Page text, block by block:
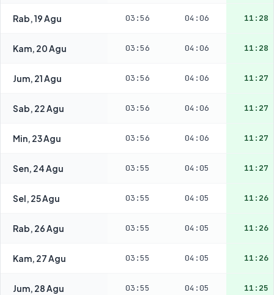
Rab, 19 Agu 03:56 04:06 11:28
Kam, 20 Agu 03:56 04:06 11:28
Jum, 21 Agu 03:56 04:06 11:27
Sab, 22 Agu 03:56 04:06 11:27
Min, 23 Agu 03:56 04:06 11:27
Sen, 24 Agu 03:55 04:05 11:27
Sel, 25 Agu 03:55 04:05 11:26
Rab, 26 Agu 03:55 04:05 11:26
Kam, 27 Agu 03:55 04:05 11:26
Jum, 28 Agu 03:55 04:05 11:25